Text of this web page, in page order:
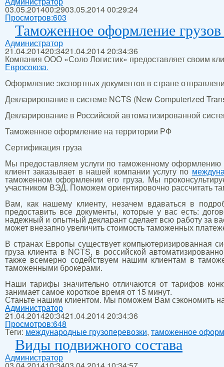
03.05.201400:2903.05.2014 00:29:24
Просмотров:603
Таможенное оформление
Администратор
21.04.201420:3421.04.2014 20:34:36
Компания ООО «Соло Логистик» предоставляет своим
Евросоюза.
Оформление экспортных документов в стране
Декларирование в системе NCTS (New Computerized
Декларирование в Российской автоматизированной
Таможенное оформление на территории РФ
Сертификация груза
Мы предоставляем услуги по таможенному оформлению
клиент заказывает в нашей компании услугу по
таможенном оформлении его груза. Мы
участником ВЭД. Поможем ориентировочно рассчитать
Вам, как нашему клиенту, незачем вдаваться в
предоставить все документы, которые у вас есть:
надежный и опытный декларант сделает всю работу за
может внезапно увеличить стоимость таможенных
В странах Европы существует компьютеризированная
груза клиента в NCTS, в российской
также всемерно содействуем нашим клиентам в
таможенными брокерами.
Наши тарифы значительно отличаются от тарифов
занимает самое короткое время от 15 минут.
Станьте нашим клиентом. Мы поможем Вам сэкономить
Администратор
21.04.201420:3421.04.2014 20:34:36
Просмотров:648
Теги:международные грузоперевозки, таможенное
Виды подвижного состава
Администратор